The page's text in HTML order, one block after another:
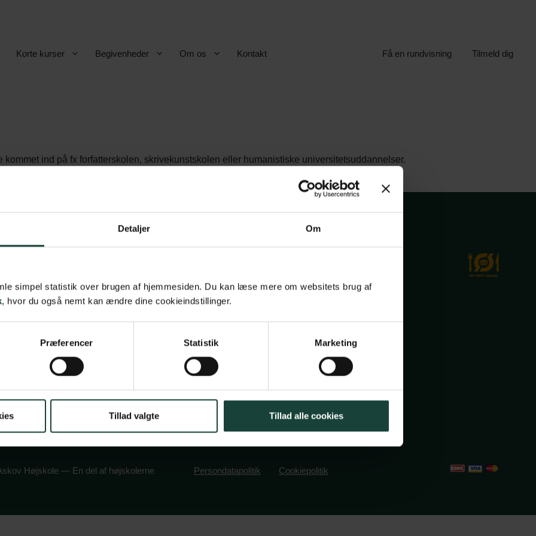
Detaljer Om
simpel statistik over brugen af hjemmesiden. Du kan læse mere om websitets brug af
, hvor du også nemt kan ændre dine cookieindstillinger.
Præferencer Statistik Marketing
Tillad valgte Tillad alle cookies
Korte kurser Begivenheder Om os Kontakt Få en rundvisning Tilmeld dig
ind på fx forfatterskolen, skrivekunstskolen eller humanistiske universitetsuddannelser.
Maltvej 1
6600 Vejen
info@askov-hojskole.dk
CVR: 38117416
EAN nr: 5790002491382
Persondatapolitik Cookiepolitik
Højskole — En del af højskolerne